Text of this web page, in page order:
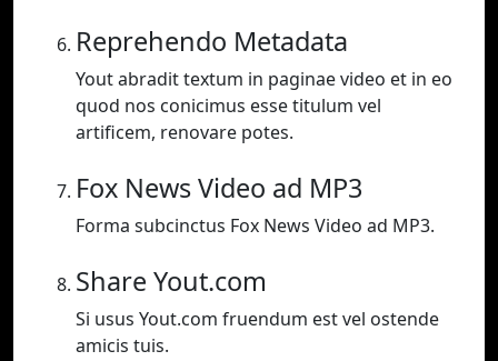
Reprehendo Metadata
Yout abradit textum in paginae video et in eo
quod nos conicimus esse titulum vel
artificem, renovare potes.
Fox News Video ad MP3
Forma subcinctus Fox News Video ad MP3.
Share Yout.com
Si usus Yout.com fruendum est vel ostende
amicis tuis.